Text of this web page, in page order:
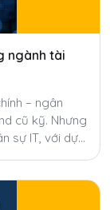
ngành tài
– ngân
cũ kỹ. Nhưng
sự IT, với dự